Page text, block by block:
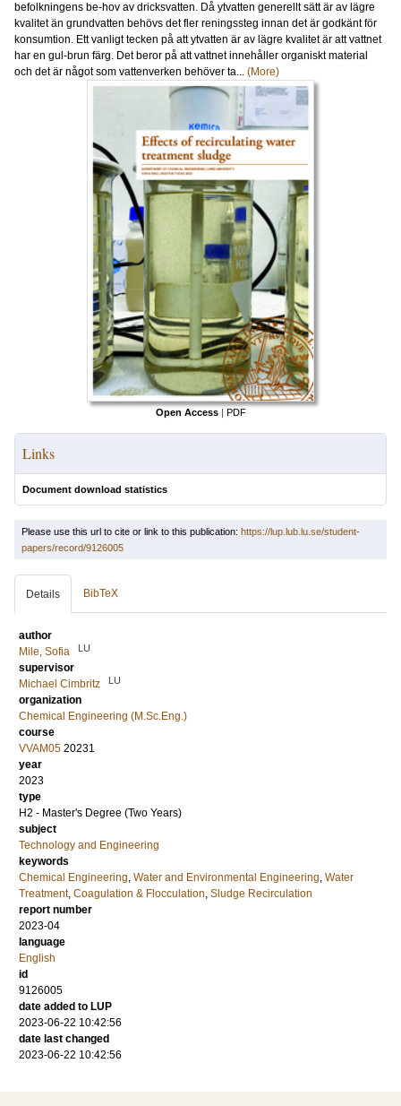
befolkningens be-hov av dricksvatten. Då ytvatten generellt sätt är av lägre
kvalitet än grundvatten behövs det fler reningssteg innan det är godkänt för
konsumtion. Ett vanligt tecken på att ytvatten är av lägre kvalitet är att vattnet
har en gul-brun färg. Det beror på att vattnet innehåller organiskt material
och det är något som vattenverken behöver ta... (More)
Open Access | PDF
Links
Document download statistics
Please use this url to cite or link to this publication: https://lup.lub.lu.se/student-
papers/record/9126005
Details BibTeX
author
Mile, Sofia
LU
supervisor
Michael Cimbritz
LU
organization
Chemical Engineering (M.Sc.Eng.)
course
VVAM05 20231
year
2023
type
H2 - Master's Degree (Two Years)
subject
Technology and Engineering
keywords
Chemical Engineering Water and Environmental Engineering Water
Treatment, Coagulation & Flocculation Sludge Recirculation
report number
2023-04
language
English
id
9126005
date added to LUP
2023-06-22 10:42:56
date last changed
2023-06-22 10:42:56